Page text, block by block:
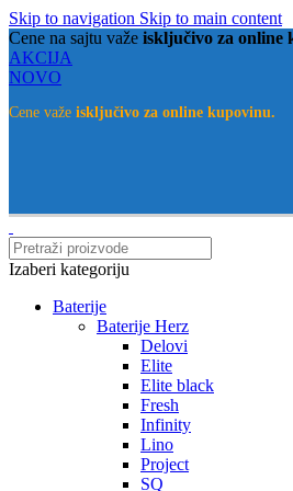
Skip to navigation Skip to main content
Cene na sajtu važe isključivo za online
AKCIJA
NOVO
Cene važe isključivo za online kupovinu.
Izaberi kategoriju
Baterije
Baterije Herz
Delovi
Elite
Elite black
Fresh
Infinity
Lino
Project
SQ